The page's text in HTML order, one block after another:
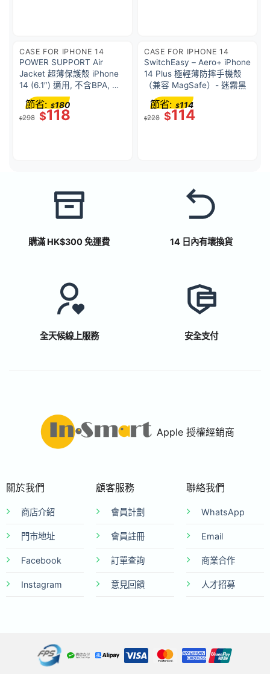
CASE FOR IPHONE 14
POWER SUPPORT Air
Jacket 超薄保護殼 iPhone
14 (6.1″) 適用, 不含BPA, 防
止彩虹紋, 出色貼合性, 輕且
最合身 (透明黑色)
$298 $118
節省: $180
CASE FOR IPHONE 14
SwitchEasy – Aero+ iPhone
14 Plus 極輕薄防摔手機殼
（兼容 MagSafe）- 迷霧黑
$228 $114
節省: $114
購滿 HK$300 免運費 14 日內有壞換貨
全天候線上服務 安全支付
Apple 授權經銷商
關於我們
商店介紹
門市地址
Facebook
Instagram
顧客服務
會員計劃
會員註冊
訂單查詢
意見回饋
聯絡我們
WhatsApp
Email
商業合作
人才招募